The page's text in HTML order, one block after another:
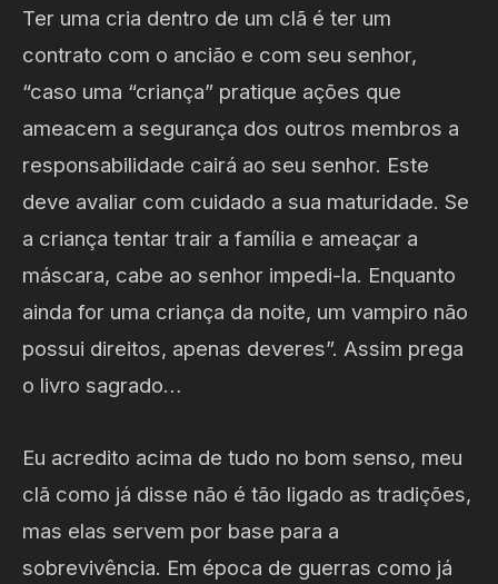
Ter uma cria dentro de um clã é ter um
contrato com o ancião e com seu senhor,
“caso uma “criança” pratique ações que
ameacem a segurança dos outros membros a
responsabilidade cairá ao seu senhor. Este
deve avaliar com cuidado a sua maturidade. Se
a criança tentar trair a família e ameaçar a
máscara, cabe ao senhor impedi-la. Enquanto
ainda for uma criança da noite, um vampiro não
possui direitos, apenas deveres”. Assim prega
o livro sagrado…
Eu acredito acima de tudo no bom senso, meu
clã como já disse não é tão ligado as tradições,
mas elas servem por base para a
sobrevivência. Em época de guerras como já